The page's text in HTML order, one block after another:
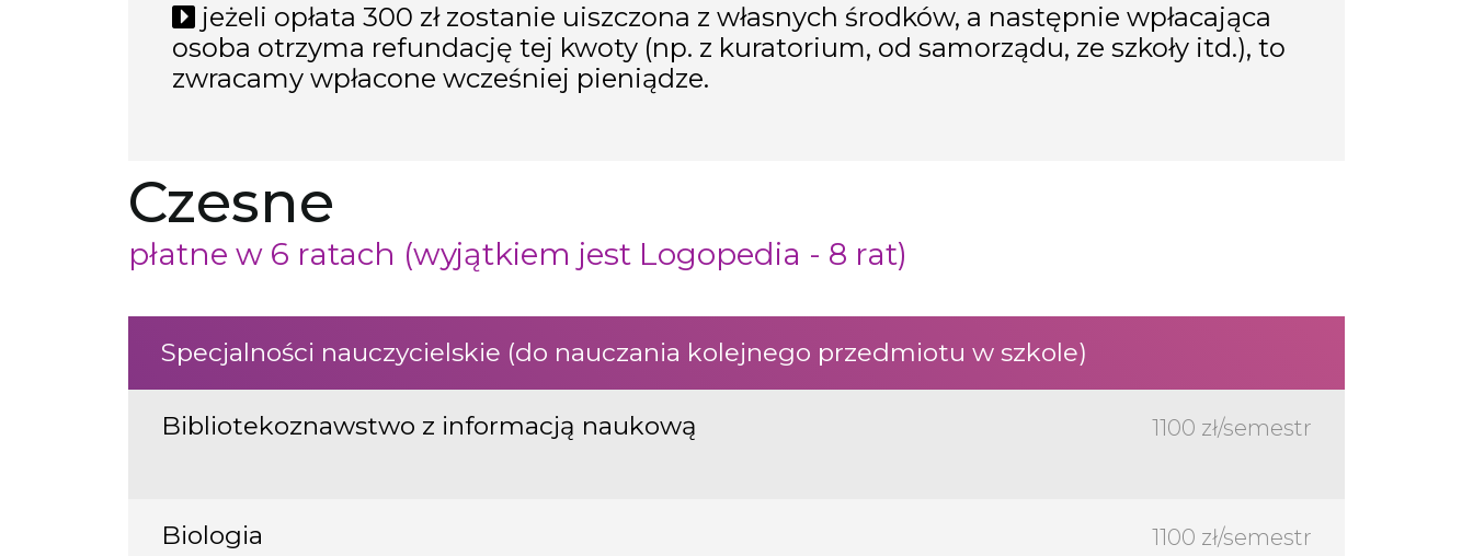
jeżeli opłata 300 zł zostanie uiszczona z własnych środków, a następnie wpłacająca
osoba otrzyma refundację tej kwoty (np. z kuratorium, od samorządu, ze szkoły itd.), to
zwracamy wpłacone wcześniej pieniądze.
Czesne
płatne w 6 ratach (wyjątkiem jest Logopedia - 8 rat)
Specjalności nauczycielskie (do nauczania kolejnego przedmiotu w szkole)
Bibliotekoznawstwo z informacją naukową 1100 zł/semestr
Biologia 1100 zł/semestr